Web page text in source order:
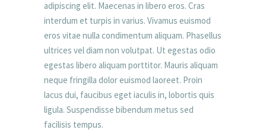
adipiscing elit. Maecenas in libero eros. Cras
interdum et turpis in varius. Vivamus euismod
eros vitae nulla condimentum aliquam. Phasellus
ultrices vel diam non volutpat. Ut egestas odio
egestas libero aliquam porttitor. Mauris aliquam
neque fringilla dolor euismod laoreet. Proin
lacus dui, faucibus eget iaculis in, lobortis quis
ligula. Suspendisse bibendum metus sed
facilisis tempus.